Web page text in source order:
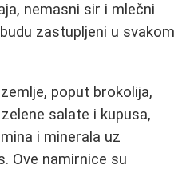
nemasni sir i mlečni
zastupljeni u svakom
poput brokolija,
salate i kupusa,
i minerala uz
Ove namirnice su